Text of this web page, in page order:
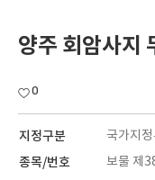
양주 회암사지
0
지정구분 국가지
종목/번호 보물 제